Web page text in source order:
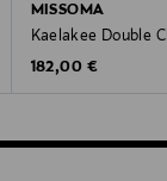
MISSOMA
Kaelakee Double
Original Price
182,00 €